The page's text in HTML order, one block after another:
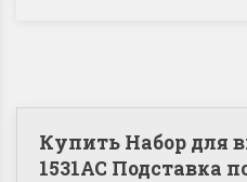
Купить Набор для
1531АС Подставка